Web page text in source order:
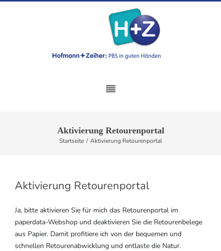
Aktivierung Retourenportal
Startseite / Aktivierung Retourenportal
Aktivierung Retourenportal
Ja, bitte aktivieren Sie für mich das Retourenportal im
paperdata-Webshop und deaktivieren Sie die Retourenbelege
aus Papier. Damit profitiere ich von der bequemen und
schnellen Retourenabwicklung und entlaste die Natur.